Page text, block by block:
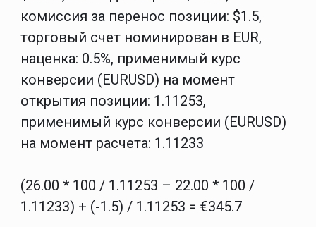
комиссия за перенос позиции: $1.5,
торговый счет номинирован в EUR,
наценка: 0.5%, применимый курс
конверсии (EURUSD) на момент
открытия позиции: 1.11253,
применимый курс конверсии (EURUSD)
на момент расчета: 1.11233
(26.00 * 100 / 1.11253 – 22.00 * 100 /
1.11233) + (-1.5) / 1.11253 = €345.7